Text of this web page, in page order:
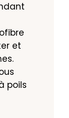
et
poils